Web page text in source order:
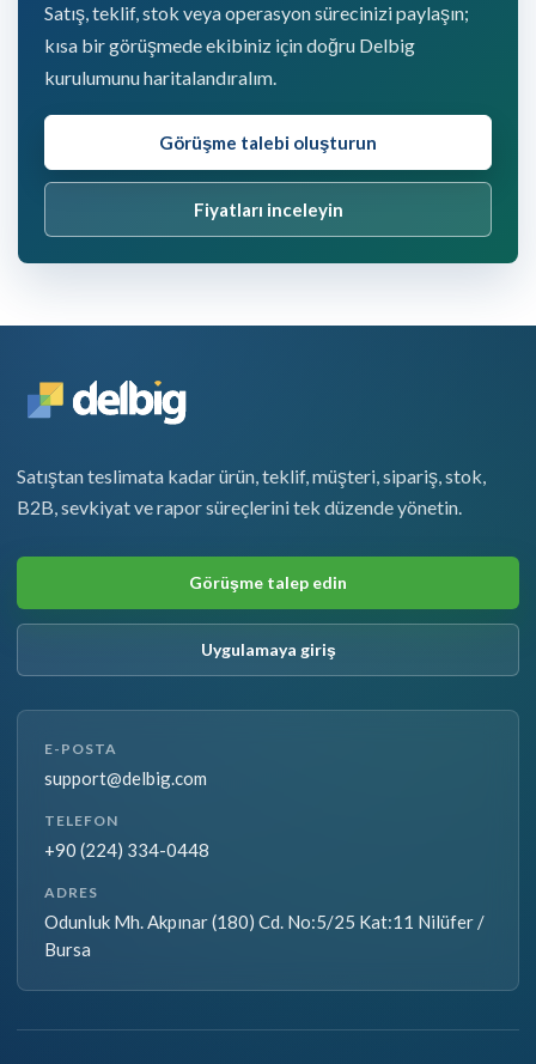
Satış, teklif, stok veya operasyon sürecinizi paylaşın;
kısa bir görüşmede ekibiniz için doğru Delbig
kurulumunu haritalandıralım.
Görüşme talebi oluşturun
Fiyatları inceleyin
Satıştan teslimata kadar ürün, teklif, müşteri, sipariş, stok,
B2B, sevkiyat ve rapor süreçlerini tek düzende yönetin.
Görüşme talep edin
Uygulamaya giriş
E-POSTA
support@delbig.com
TELEFON
+90 (224) 334-0448
ADRES
Odunluk Mh. Akpınar (180) Cd. No:5/25 Kat:11 Nilüfer /
Bursa